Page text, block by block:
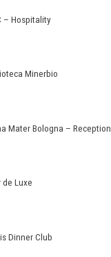
– Hospitality
Minerbio
Mater Bologna – Reception
de Luxe
Dinner Club